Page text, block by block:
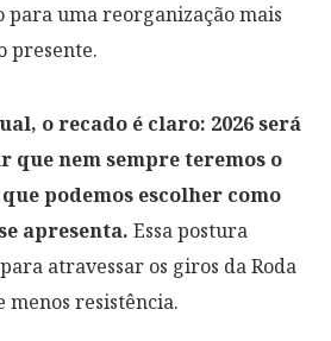
uma reorganização mais
presente.
o recado é claro: 2026 será
que nem sempre teremos o
podemos escolher como
apresenta. Essa postura
atravessar os giros da Roda
menos resistência.